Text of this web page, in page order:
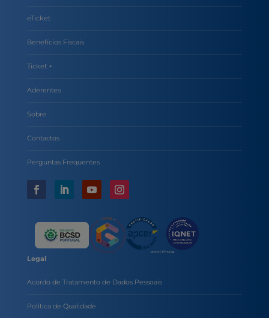
eTicket
Benefícios Fiscais
Ticket +
Aderentes
Sobre
Contactos
Perguntas Frequentes
Legal
Acordo de Tratamento de Dados Pessoais
Política de Qualidade